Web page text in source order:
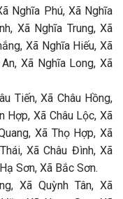
Nghĩa Phú, Xã Nghĩa
Xã Nghĩa Trung, Xã
Xã Nghĩa Hiếu, Xã
Xã Nghĩa Long, Xã
Tiến, Xã Châu Hồng,
Hợp, Xã Châu Lộc, Xã
Xã Thọ Hợp, Xã
Xã Châu Đình, Xã
Sơn, Xã Bắc Sơn.
Xã Quỳnh Tân, Xã